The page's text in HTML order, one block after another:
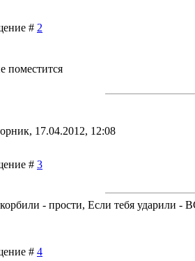
# 2
поместится
17.04.2012, 12:08
# 3
- прости, Если тебя
# 4